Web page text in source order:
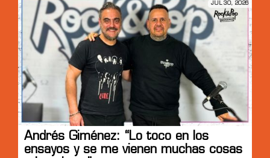
JUL 30, 2026
Andrés Giménez: “Lo toco en los
ensayos y se me vienen muchas cosas